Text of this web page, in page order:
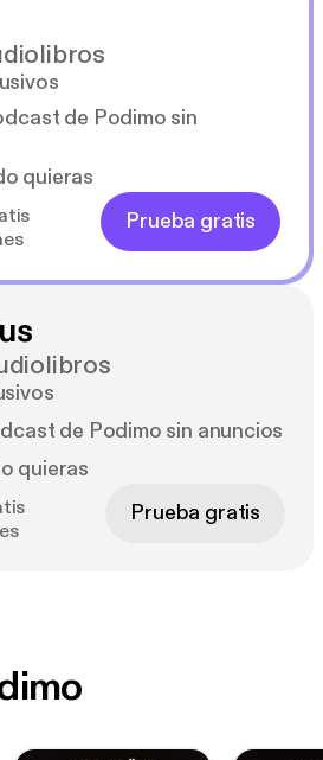
de Podimo sin
quieras
Prueba gratis
de Podimo sin anuncios
quieras
Prueba gratis